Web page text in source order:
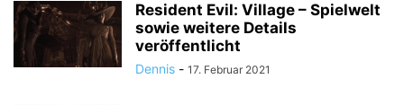
Resident Evil: Village – Spielwelt
sowie weitere Details
veröffentlicht
Dennis - 17. Februar 2021